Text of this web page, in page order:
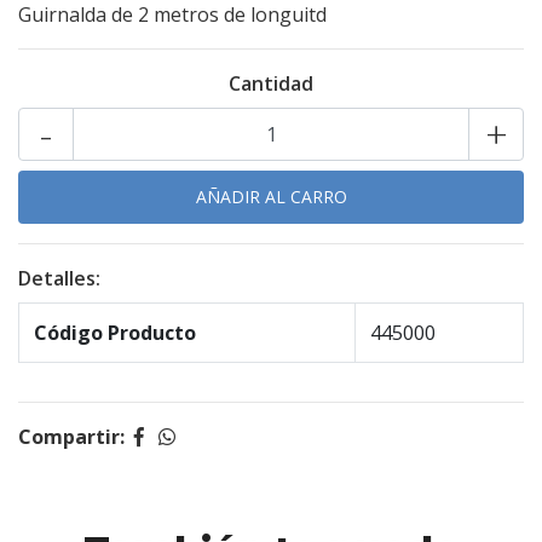
Guirnalda de 2 metros de longuitd
Cantidad
+
-
Detalles:
Código Producto 445000
Compartir: